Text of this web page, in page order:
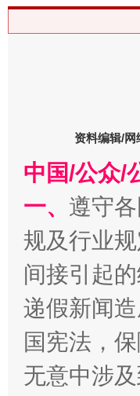
解纷+调解+退
资料编辑/网
中国/公众/
一、 遵守
规及行业
间接引起
递假新闻
国宪法，
无意中涉